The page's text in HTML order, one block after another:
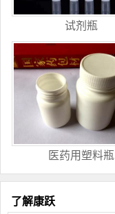
试剂瓶
医药用塑料瓶
了解康跃